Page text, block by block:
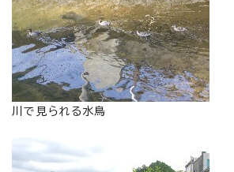
川で見られる水鳥